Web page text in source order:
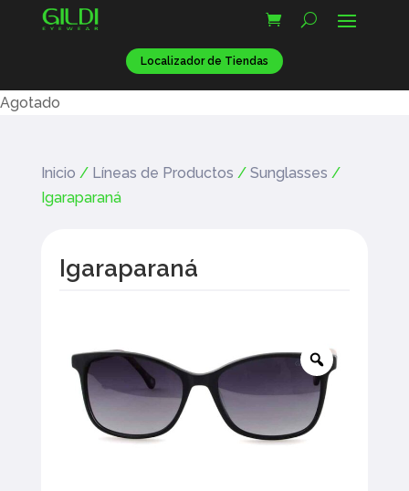
Localizador de Tiendas
Agotado
Inicio / Líneas de Productos / Sunglasses /
Igaraparaná
Igaraparaná